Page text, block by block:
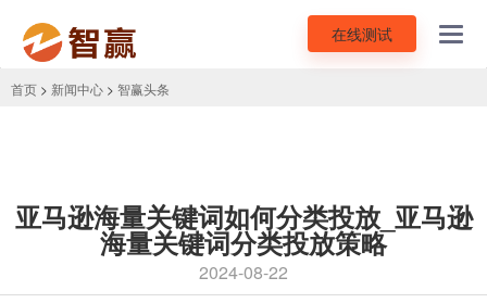
在线测试
首页 > 新闻中心 > 智赢头条
亚马逊海量关键词如何分类投放_亚马逊
海量关键词分类投放策略
2024-08-22